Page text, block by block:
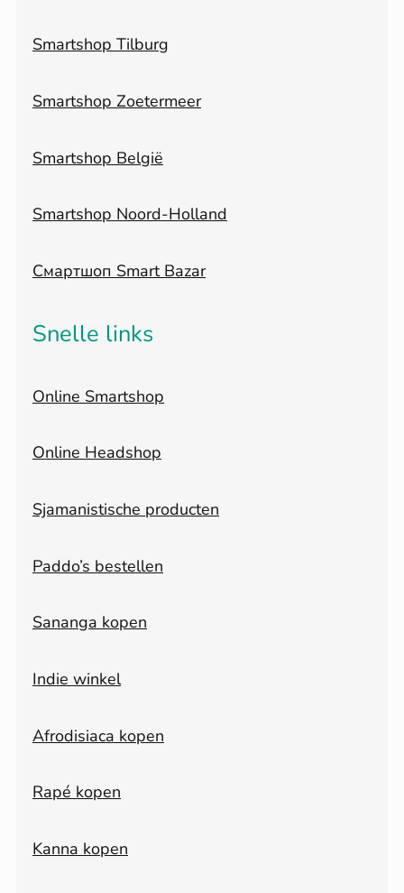
Smartshop Tilburg
Smartshop Zoetermeer
Smartshop België
Smartshop Noord-Holland
Смартшоп Smart Bazar
Snelle links
Online Smartshop
Online Headshop
Sjamanistische producten
Paddo’s bestellen
Sananga kopen
Indie winkel
Afrodisiaca kopen
Rapé kopen
Kanna kopen